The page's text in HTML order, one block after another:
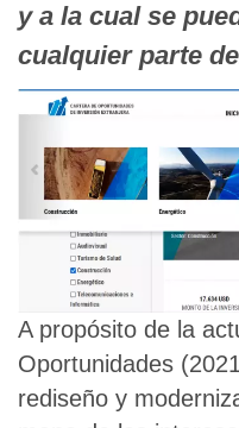
y a la cual se
cualquier parte
A propósito de la
Oportunidades
rediseño y